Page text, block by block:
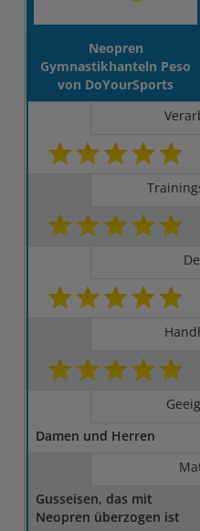
Neopren
Gymnastikhanteln Peso
von DoYourSports
Damen und Herren
Gusseisen, das mit
Neopren überzogen ist